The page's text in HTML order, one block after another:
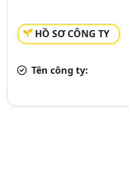
HỒ SƠ CÔNG TY
Tên công ty: